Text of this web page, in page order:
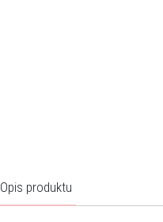
Opis produktu